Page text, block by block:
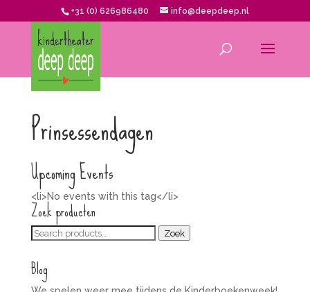
+31 (0) 626986480 info@deepdeep.nl
Prinsessendagen
Upcoming Events
<li>No events with this tag</li>
Zoek producten
Zoeken
Zoek
Blog